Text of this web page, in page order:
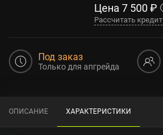
Цена 7 500 ₽
Рассчитать кредит
Под заказ
Только для апгрейда
ОПИСАНИЕ ХАРАКТЕРИСТИКИ